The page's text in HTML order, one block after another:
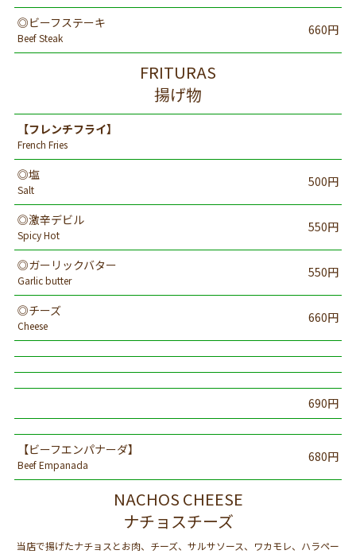
◎ビーフステーキ
Beef Steak
660円
FRITURAS
揚げ物
【フレンチフライ】
French Fries
◎塩
Salt
500円
◎激辛デビル
Spicy Hot
550円
◎ガーリックバター
Garlic butter
550円
◎チーズ
Cheese
660円
690円
【ビーフエンパナーダ】
Beef Empanada
680円
NACHOS CHEESE
ナチョスチーズ
当店で揚げたナチョスとお肉、チーズ、サルサソース、ワカモレ、ハラペー